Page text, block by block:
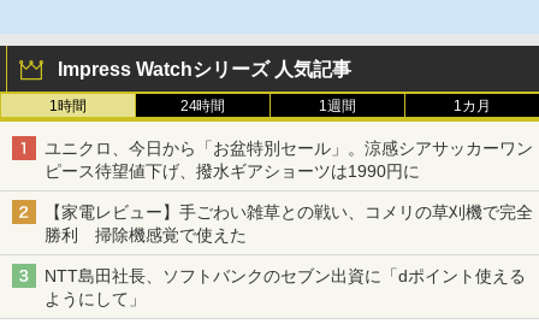
Impress Watchシリーズ 人気記事
1時間 24時間 1週間 1カ月
ユニクロ、今日から「お盆特別セール」。涼感シアサッカーワン
ピース待望値下げ、撥水ギアショーツは1990円に
【家電レビュー】手ごわい雑草との戦い、コメリの草刈機で完全
勝利 掃除機感覚で使えた
NTT島田社長、ソフトバンクのセブン出資に「dポイント使える
ようにして」